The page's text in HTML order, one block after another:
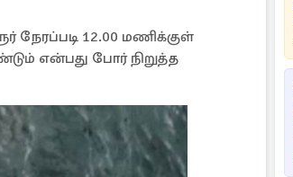
12.00 மணிக்குள்
என்பது போர் நிறுத்த